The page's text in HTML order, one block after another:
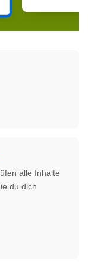
alle Inhalte
du dich